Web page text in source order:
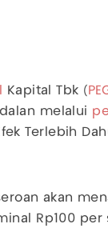
Kapital Tbk (
melalui
Terlebih
akan
Rp100 per